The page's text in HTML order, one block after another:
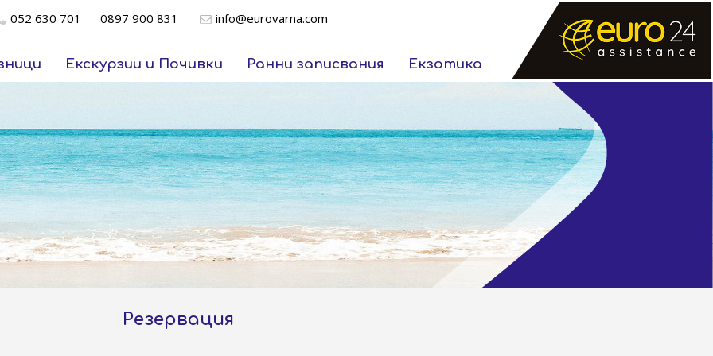
052 630 701 0897 900 831 info@eurovarna.com
Екскурзии и Почивки Ранни записвания Екзотика
Резервация